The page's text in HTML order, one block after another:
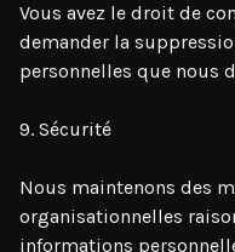
Vous avez le droit de
demander la
personnelles que nous
9. Sécurité
Nous maintenons des
organisationnelles
informations